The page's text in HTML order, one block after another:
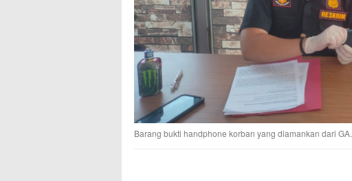
Barang bukti handphone korban yang diamankan dari GA.